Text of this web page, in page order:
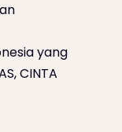
yang
CINTA